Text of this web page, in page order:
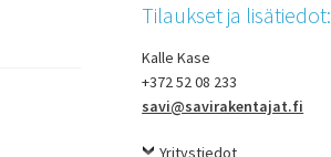
Tilaukset ja lisätiedot:
Kalle Kase
+372 52 08 233
savi@savirakentajat.fi
Yritystiedot